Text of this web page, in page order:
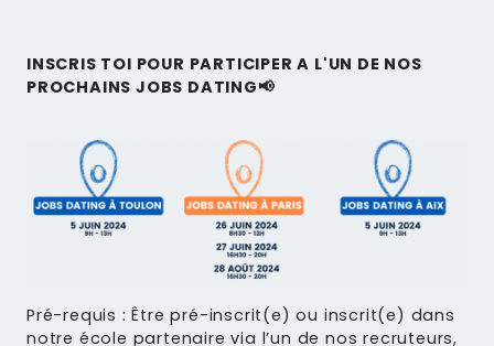
INSCRIS TOI POUR PARTICIPER A L'UN DE NOS
PROCHAINS JOBS DATING📢
Pré-requis : Être pré-inscrit(e) ou inscrit(e) dans
notre école partenaire via l’un de nos recruteurs,